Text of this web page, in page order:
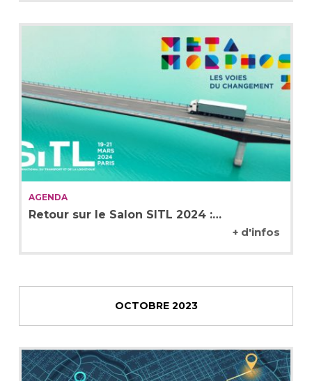
AGENDA
Retour sur le Salon SITL 2024 :…
+ d'infos
OCTOBRE 2023